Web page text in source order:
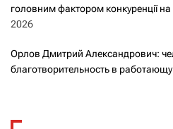
головним фактором конкуренції
2026
Орлов Дмитрий Александрович:
благотворительность в